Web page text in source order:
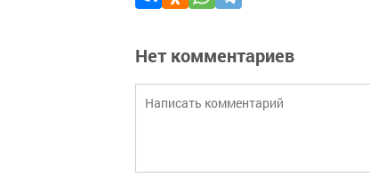
Нет комментариев